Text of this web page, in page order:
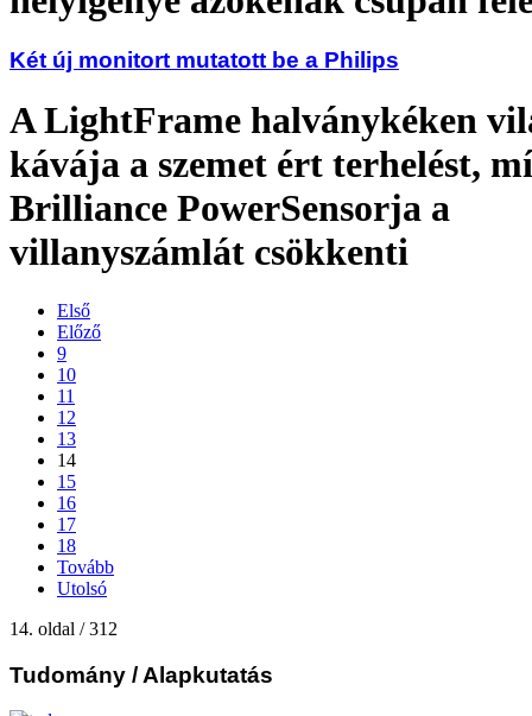
Két új monitort mutatott be a Philips
A LightFrame halványkéken
kávája a szemet ért terhelést,
Brilliance PowerSensorja a
villanyszámlát csökkenti
Első
Előző
9
10
11
12
13
14
15
16
17
18
Tovább
Utolsó
14. oldal / 312
Tudomány / Alapkutatás